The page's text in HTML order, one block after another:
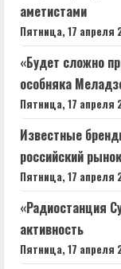
аметистами
Пятница, 17 апреля
«Будет сложно
особняка
Пятница, 17 апреля
Известные
российский рынок
Пятница, 17 апреля
«Радиостанция
активность
Пятница, 17 апреля